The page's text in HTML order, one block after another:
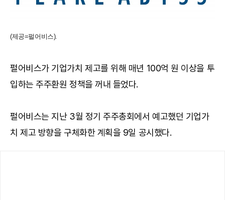
(제공=펄어비스).
펄어비스가 기업가치 제고를 위해 매년 100억 원 이상을 투
입하는 주주환원 정책을 꺼내 들었다.
펄어비스는 지난 3월 정기 주주총회에서 예고했던 기업가
치 제고 방향을 구체화한 계획을 9일 공시했다.